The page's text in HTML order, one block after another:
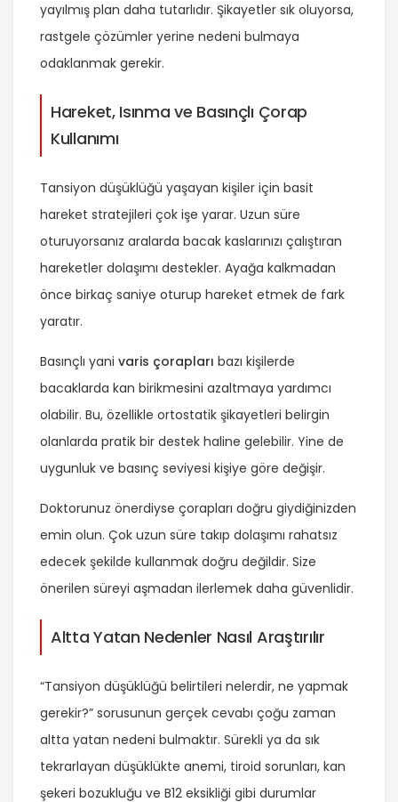
yayılmış plan daha tutarlıdır. Şikayetler sık oluyorsa,
rastgele çözümler yerine nedeni bulmaya
odaklanmak gerekir.
Hareket, Isınma ve Basınçlı Çorap
Kullanımı
Tansiyon düşüklüğü yaşayan kişiler için basit
hareket stratejileri çok işe yarar. Uzun süre
oturuyorsanız aralarda bacak kaslarınızı çalıştıran
hareketler dolaşımı destekler. Ayağa kalkmadan
önce birkaç saniye oturup hareket etmek de fark
yaratır.
Basınçlı yani varis çorapları bazı kişilerde
bacaklarda kan birikmesini azaltmaya yardımcı
olabilir. Bu, özellikle ortostatik şikayetleri belirgin
olanlarda pratik bir destek haline gelebilir. Yine de
uygunluk ve basınç seviyesi kişiye göre değişir.
Doktorunuz önerdiyse çorapları doğru giydiğinizden
emin olun. Çok uzun süre takıp dolaşımı rahatsız
edecek şekilde kullanmak doğru değildir. Size
önerilen süreyi aşmadan ilerlemek daha güvenlidir.
Altta Yatan Nedenler Nasıl Araştırılır
“Tansiyon düşüklüğü belirtileri nelerdir, ne yapmak
gerekir?” sorusunun gerçek cevabı çoğu zaman
altta yatan nedeni bulmaktır. Sürekli ya da sık
tekrarlayan düşüklükte anemi, tiroid sorunları, kan
şekeri bozukluğu ve B12 eksikliği gibi durumlar